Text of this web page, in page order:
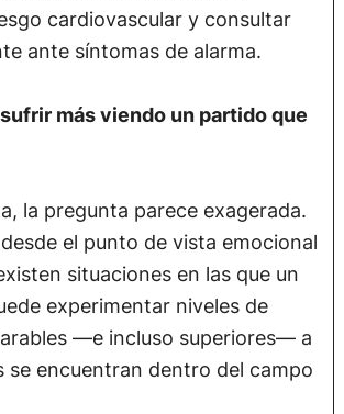
cardiovascular y consultar
ante síntomas de alarma.
más viendo un partido que
la pregunta parece exagerada.
el punto de vista emocional
situaciones en las que un
experimentar niveles de
—e incluso superiores— a
se encuentran dentro del campo